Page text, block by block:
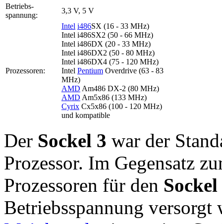
Betriebs­
spannung:
3,3 V, 5 V
Prozessoren:
Intel i486SX (16 - 33 MHz)
Intel i486SX2 (50 - 66 MHz)
Intel i486DX (20 - 33 MHz)
Intel i486DX2 (50 - 80 MHz)
Intel i486DX4 (75 - 120 MHz)
Intel Pentium Overdrive (63 - 83
MHz)
AMD Am486 DX-2 (80 MHz)
AMD Am5x86 (133 MHz)
Cyrix Cx5x86 (100 - 120 MHz)
und kompatible
Der Sockel 3 war der
Prozessor. Im Gegensatz
Prozessoren für den Sockel
Betriebsspannung